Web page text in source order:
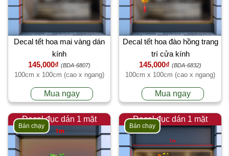
Decal tết hoa mai vàng dán
kính
145,000₫ (BDA-6807)
100cm x 100cm (cao x ngang)
Mua ngay
Decal tết hoa đào hồng trang
trí cửa kính
145,000₫ (BDA-6832)
100cm x 100cm (cao x ngang)
Mua ngay
Decal đục dán 1 mặt
Bán chạy
Decal đục dán 1 mặt
Bán chạy